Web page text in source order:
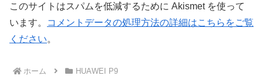
このサイトはスパムを低減するために Akismet を使って
います。
コメントデータの処理方法の詳細はこちらをご覧
ください。
ホーム HUAWEI P9